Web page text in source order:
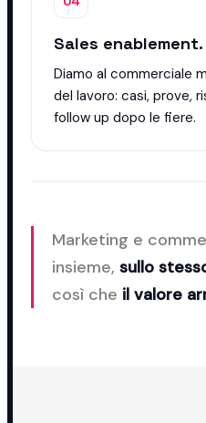
Sales enablement.
Diamo al commerciale
del lavoro: casi, prove,
follow up dopo le fiere.
Marketing e
insieme, sullo
così che il valore